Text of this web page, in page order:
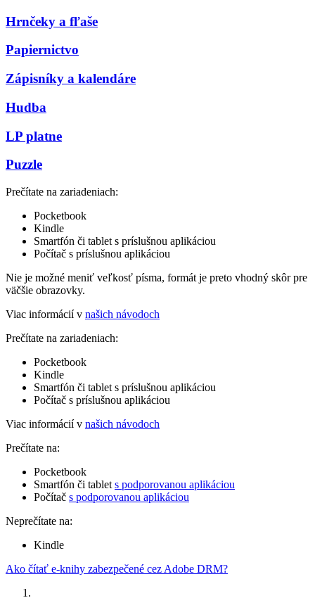
Hrnčeky a fľaše
Papiernictvo
Zápisníky a kalendáre
Hudba
LP platne
Puzzle
Prečítate na zariadeniach:
Pocketbook
Kindle
Smartfón či tablet s príslušnou aplikáciou
Počítač s príslušnou aplikáciou
Nie je možné meniť veľkosť písma, formát je preto vhodný skôr pre
väčšie obrazovky.
Viac informácií v našich návodoch
Prečítate na zariadeniach:
Pocketbook
Kindle
Smartfón či tablet s príslušnou aplikáciou
Počítač s príslušnou aplikáciou
Viac informácií v našich návodoch
Prečítate na:
Pocketbook
Smartfón či tablet s podporovanou aplikáciou
Počítač s podporovanou aplikáciou
Neprečítate na:
Kindle
Ako čítať e-knihy zabezpečené cez Adobe DRM?